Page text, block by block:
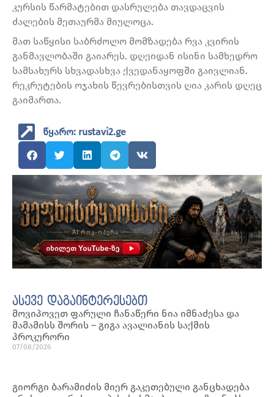
კურსის წარმატებით დასრულება თავდაცვის
ძალების მეთაურმა მიულოცა.
მათ საწყისი საბრძოლო მომზადება რვა კვირის
განმავლობაში გაიარეს. დღეიდან ისინი სამხედრო
სამსახურს სხვადასხვა ქვედანაყოფში გაივლიან.
რეკრუტების ოჯახის წევრებისთვის ღია კარის დღეც
გაიმართა.
წყარო: rustavi2.ge
ასევე დაგაინტერესებთ
მოვიპოვეთ ფარული ჩანაწერი ნია იმნაძესა და
მამამისს შორის – გიგა ავალიანის საქმის
პროკურორი
07/08/2026
გიორგი ბარამიძის მიერ გაკეთებული განცხადება